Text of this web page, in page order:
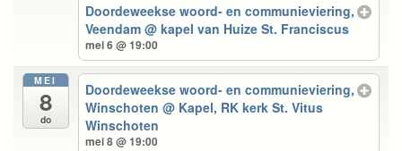
Doordeweekse woord- en communieviering,
Veendam@ kapel van Huize St. Franciscus
mei 6 @ 19:00
MEI
8
do
Doordeweekse woord- en communieviering,
Winschoten@ Kapel, RK kerk St. Vitus
Winschoten
mei 8 @ 19:00